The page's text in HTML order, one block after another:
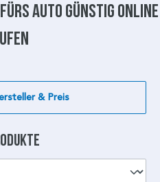
fürs Auto günstig online
& Preis